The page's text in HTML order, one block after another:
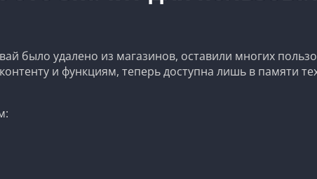
было удалено из магазинов, оставили многих
и функциям, теперь доступна лишь в памяти